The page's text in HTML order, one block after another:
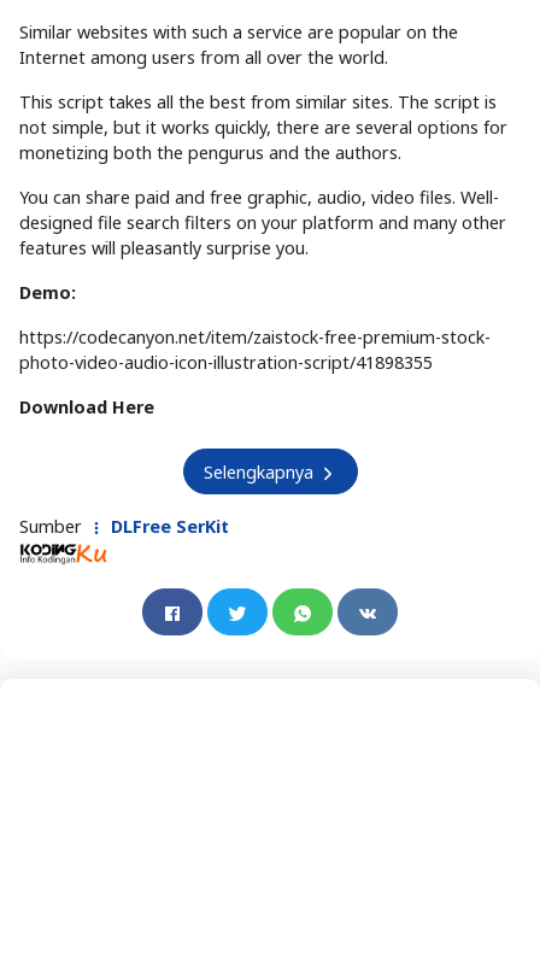
Similar websites with such a service are popular on the
Internet among users from all over the world.
This script takes all the best from similar sites. The script is
not simple, but it works quickly, there are several options for
monetizing both the pengurus and the authors.
You can share paid and free graphic, audio, video files. Well-
designed file search filters on your platform and many other
features will pleasantly surprise you.
Demo:
https://codecanyon.net/item/zaistock-free-premium-stock-
photo-video-audio-icon-illustration-script/41898355
Download Here
Selengkapnya
Sumber DLFree SerKit